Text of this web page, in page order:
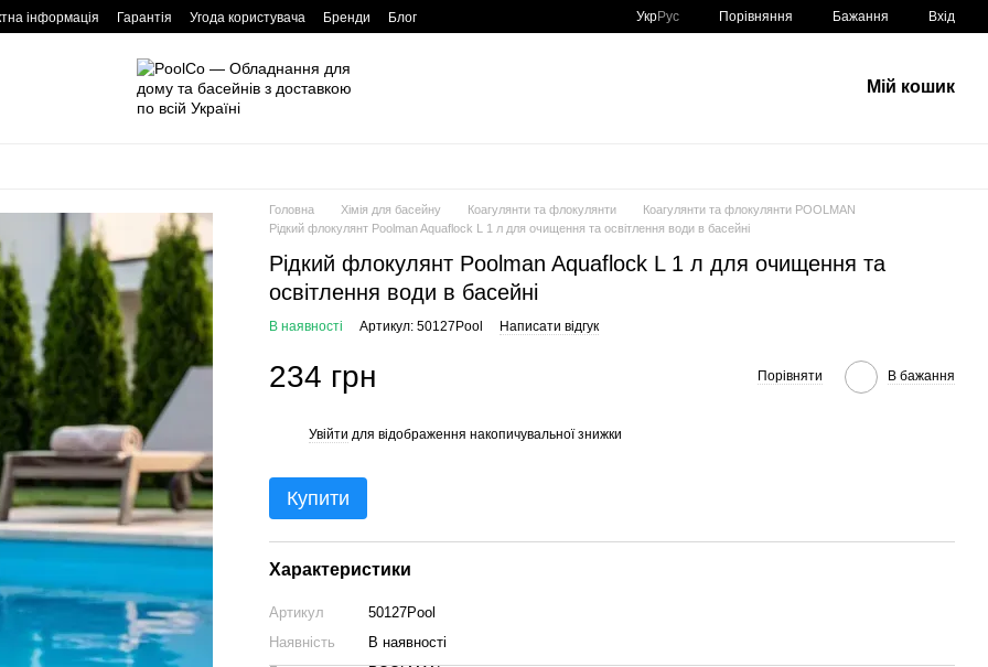
інформація Гарантія Угода користувача Бренди Блог УкрРус Порівняння Бажання Вхід
Мій кошик
Головна Хімія для басейну Коагулянти та флокулянти
Коагулянти та флокулянти POOLMAN
Рідкий флокулянт Poolman Aquaflock L 1 л для очищення та освітлення води в басейні
Рідкий флокулянт Poolman Aquaflock L 1 л для очищення та
освітлення води в басейні
В наявності Артикул: 50127Pool Написати відгук
234 грн Порівняти В бажання
Увійти для відображення накопичувальної знижки
Купити
Характеристики
Артикул
50127Pool
Наявність
В наявності